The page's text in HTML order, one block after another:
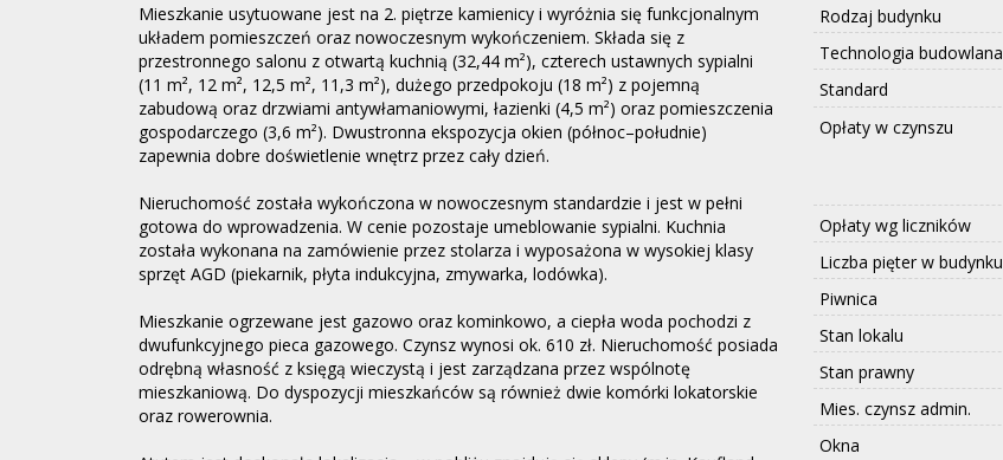
Mieszkanie usytuowane jest na 2. piętrze kamienicy i wyróżnia się funkcjonalnym
układem pomieszczeń oraz nowoczesnym wykończeniem. Składa się z
przestronnego salonu z otwartą kuchnią (32,44 m²), czterech ustawnych sypialni
(11 m², 12 m², 12,5 m², 11,3 m²), dużego przedpokoju (18 m²) z pojemną
zabudową oraz drzwiami antywłamaniowymi, łazienki (4,5 m²) oraz pomieszczenia
gospodarczego (3,6 m²). Dwustronna ekspozycja okien (północ–południe)
zapewnia dobre doświetlenie wnętrz przez cały dzień.
Nieruchomość została wykończona w nowoczesnym standardzie i jest w pełni
gotowa do wprowadzenia. W cenie pozostaje umeblowanie sypialni. Kuchnia
została wykonana na zamówienie przez stolarza i wyposażona w wysokiej klasy
sprzęt AGD (piekarnik, płyta indukcyjna, zmywarka, lodówka).
Mieszkanie ogrzewane jest gazowo oraz kominkowo, a ciepła woda pochodzi z
dwufunkcyjnego pieca gazowego. Czynsz wynosi ok. 610 zł. Nieruchomość posiada
odrębną własność z księgą wieczystą i jest zarządzana przez wspólnotę
mieszkaniową. Do dyspozycji mieszkańców są również dwie komórki lokatorskie
oraz rowerownia.
Rodzaj budynku
Technologia budowlana
Standard
Opłaty w czynszu
Opłaty wg liczników
Liczba pięter w budynku
Piwnica
Stan lokalu
Stan prawny
Mies. czynsz admin.
Okna